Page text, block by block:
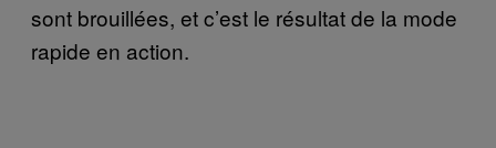
sont brouillées, et c’est le résultat de la mode
rapide en action.